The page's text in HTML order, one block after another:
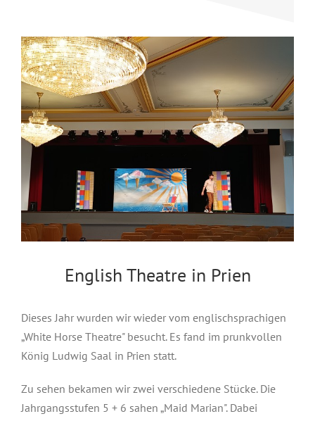
English Theatre in Prien
Dieses Jahr wurden wir wieder vom englischsprachigen
„White Horse Theatre" besucht. Es fand im prunkvollen
König Ludwig Saal in Prien statt.
Zu sehen bekamen wir zwei verschiedene Stücke. Die
Jahrgangsstufen 5 + 6 sahen „Maid Marian". Dabei